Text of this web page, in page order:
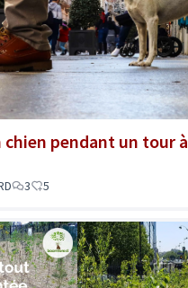
chien pendant un tour à
3 5